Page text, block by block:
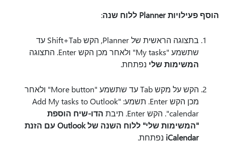
הוסף פעילויות Planner ללוח שנה :
בתצוגה הראשית של Planner, הקש Shift+Tab עד
שתשמע "My tasks" ולאחר מכן הקש Enter. התצוגה
המשימות שלי נפתחת.
הקש על מקש Tab עד שתשמע "More button" ולאחר
מכן הקש Enter. תשמע: "Add My tasks to Outlook
calendar". הקש Enter. תיבת
הדו-שיח הוספת
"המשימות שלי" ללוח השנה של Outlook עם הזנת
iCalendar נפתחת.